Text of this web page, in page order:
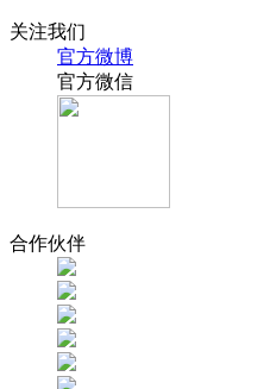
关注我们
官方微博
官方微信
合作伙伴